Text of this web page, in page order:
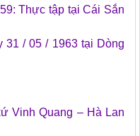
Thực tập tại Cái Sắn
31 / 05 / 1963 tại Dòng
Vinh Quang – Hà Lan